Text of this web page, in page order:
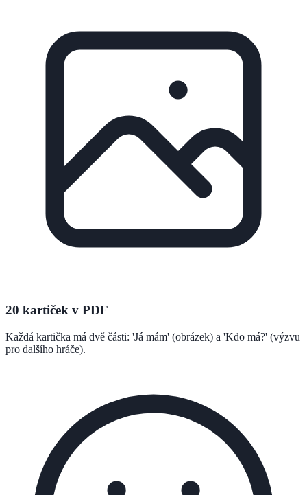
20 kartiček v PDF
Každá kartička má dvě části: 'Já mám' (obrázek) a 'Kdo má?' (výzvu
pro dalšího hráče).